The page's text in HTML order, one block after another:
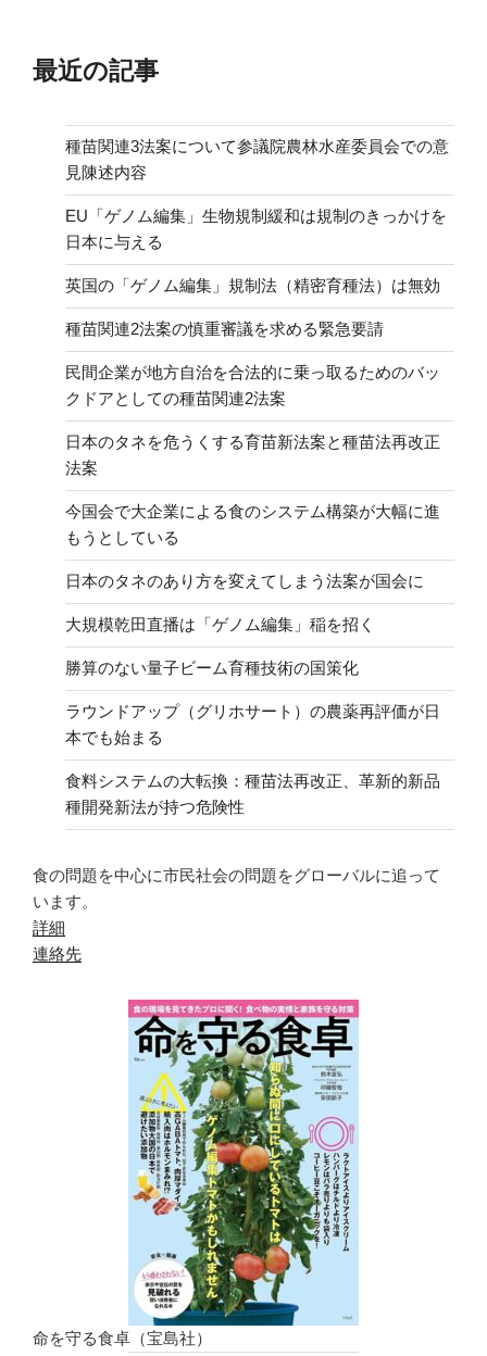
最近の記事
種苗関連3法案について参議院農林水産委員会での意
見陳述内容
EU「ゲノム編集」生物規制緩和は規制のきっかけを
日本に与える
英国の「ゲノム編集」規制法（精密育種法）は無効
種苗関連2法案の慎重審議を求める緊急要請
民間企業が地方自治を合法的に乗っ取るためのバッ
クドアとしての種苗関連2法案
日本のタネを危うくする育苗新法案と種苗法再改正
法案
今国会で大企業による食のシステム構築が大幅に進
もうとしている
日本のタネのあり方を変えてしまう法案が国会に
大規模乾田直播は「ゲノム編集」稲を招く
勝算のない量子ビーム育種技術の国策化
ラウンドアップ（グリホサート）の農薬再評価が日
本でも始まる
食料システムの大転換：種苗法再改正、革新的新品
種開発新法が持つ危険性
食の問題を中心に市民社会の問題をグローバルに追って
います。
詳細
連絡先
命を守る食卓（宝島社）